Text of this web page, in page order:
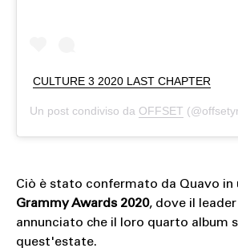
CULTURE 3 2020 LAST CHAPTER
Un post condiviso da OFFSET
Ciò è stato confermato da Quavo in
Grammy Awards 2020, dove il
annunciato che il loro quarto album
quest'estate.